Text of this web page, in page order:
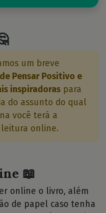
um breve
Pensar Positivo e
inspiradoras para
do assunto do qual
você terá a
online.
📖
online o livro, além
de papel caso tenha